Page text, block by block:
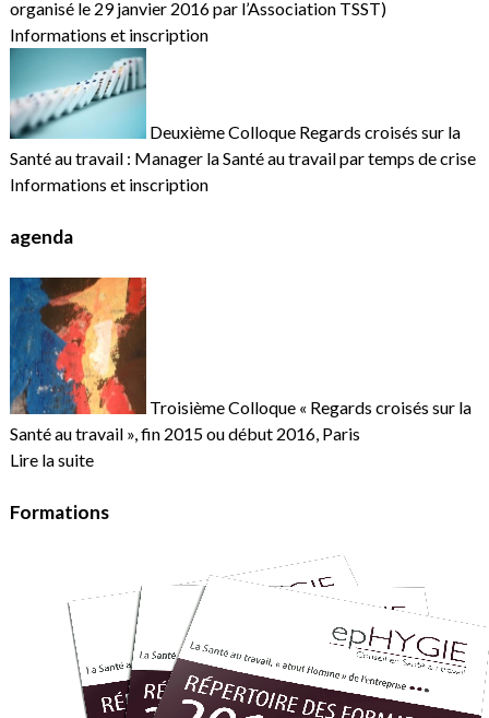
organisé le 29 janvier 2016 par l’Association TSST)
Informations et inscription
Deuxième Colloque Regards croisés sur la
Santé au travail : Manager la Santé au travail par temps de crise
Informations et inscription
agenda
Troisième Colloque « Regards croisés sur la
Santé au travail », fin 2015 ou début 2016, Paris
Lire la suite
Formations